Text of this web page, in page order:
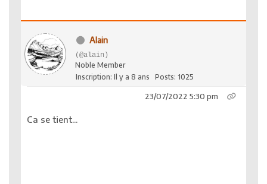
Alain
(@alain)
Noble Member
Inscription: Il y a 8 ans
Posts: 1025
23/07/2022 5:30 pm
Ca se tient...